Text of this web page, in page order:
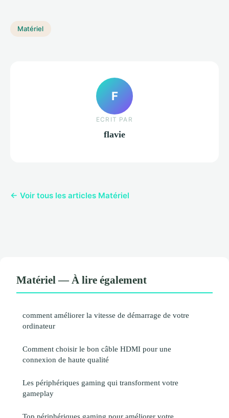
Matériel
F
ECRIT PAR
flavie
← Voir tous les articles Matériel
Matériel — À lire également
comment améliorer la vitesse de démarrage de votre
ordinateur
Comment choisir le bon câble HDMI pour une
connexion de haute qualité
Les périphériques gaming qui transforment votre
gameplay
Top périphériques gaming pour améliorer votre